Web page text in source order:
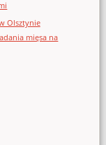
Olsztynie
mięsa na